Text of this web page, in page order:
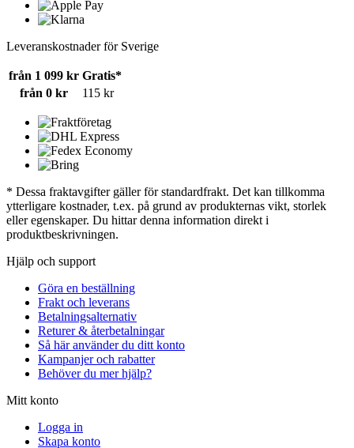
Leveranskostnader för Sverige
från 1 099 kr Gratis*
från 0 kr
115 kr
* Dessa fraktavgifter gäller för standardfrakt. Det kan tillkomma
ytterligare kostnader, t.ex. på grund av produkternas vikt, storlek
eller egenskaper. Du hittar denna information direkt i
produktbeskrivningen.
Hjälp och support
Göra en beställning
Frakt och leverans
Betalningsalternativ
Returer & återbetalningar
Så här använder du ditt konto
Kampanjer och rabatter
Behöver du mer hjälp?
Mitt konto
Logga in
Skapa konto